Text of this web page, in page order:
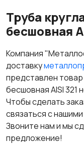
Труба
бесшовная
Компания
доставку
представлен
бесшовная AISI 321
Чтобы сделать
связаться с
Звоните нам и мы
предложение!